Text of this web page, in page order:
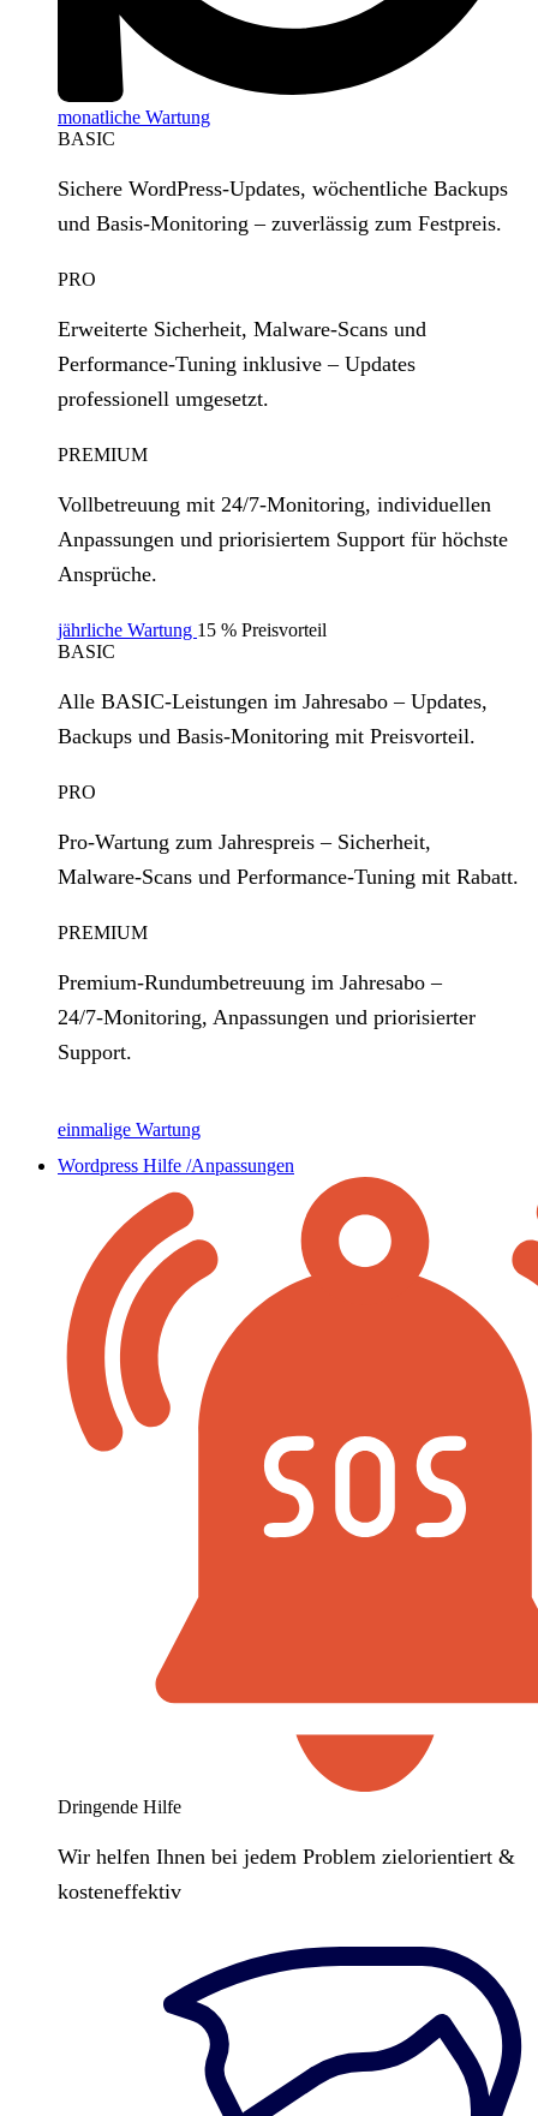
monatliche Wartung
BASIC
Sichere WordPress‑Updates, wöchentliche Backups
und Basis‑Monitoring – zuverlässig zum Festpreis.
PRO
Erweiterte Sicherheit, Malware‑Scans und
Performance‑Tuning inklusive – Updates
professionell umgesetzt.
PREMIUM
Vollbetreuung mit 24/7‑Monitoring, individuellen
Anpassungen und priorisiertem Support für höchste
Ansprüche.
jährliche Wartung 15 % Preisvorteil
BASIC
Alle BASIC‑Leistungen im Jahresabo – Updates,
Backups und Basis‑Monitoring mit Preisvorteil.
PRO
Pro‑Wartung zum Jahrespreis – Sicherheit,
Malware‑Scans und Performance‑Tuning mit Rabatt.
PREMIUM
Premium‑Rundumbetreuung im Jahresabo –
24/7‑Monitoring, Anpassungen und priorisierter
Support.
einmalige Wartung
Wordpress Hilfe /Anpassungen
Dringende Hilfe
Wir helfen Ihnen bei jedem Problem zielorientiert &
kosteneffektiv